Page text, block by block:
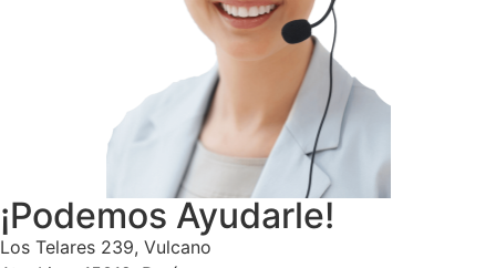
¡Podemos Ayudarle!
Los Telares 239, Vulcano